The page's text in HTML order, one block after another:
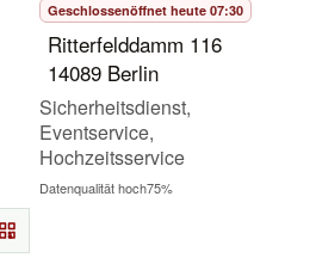
Geschlossenöffnet heute 07:30
Ritterfelddamm 116
14089 Berlin
Sicherheitsdienst,
Eventservice,
Hochzeitsservice
Datenqualität hoch75%